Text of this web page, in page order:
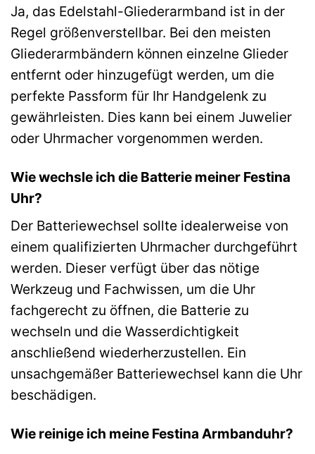
Ja, das Edelstahl-Gliederarmband ist in der
Regel größenverstellbar. Bei den meisten
Gliederarmbändern können einzelne Glieder
entfernt oder hinzugefügt werden, um die
perfekte Passform für Ihr Handgelenk zu
gewährleisten. Dies kann bei einem Juwelier
oder Uhrmacher vorgenommen werden.
Wie wechsle ich die Batterie meiner Festina
Uhr?
Der Batteriewechsel sollte idealerweise von
einem qualifizierten Uhrmacher durchgeführt
werden. Dieser verfügt über das nötige
Werkzeug und Fachwissen, um die Uhr
fachgerecht zu öffnen, die Batterie zu
wechseln und die Wasserdichtigkeit
anschließend wiederherzustellen. Ein
unsachgemäßer Batteriewechsel kann die Uhr
beschädigen.
Wie reinige ich meine Festina Armbanduhr?